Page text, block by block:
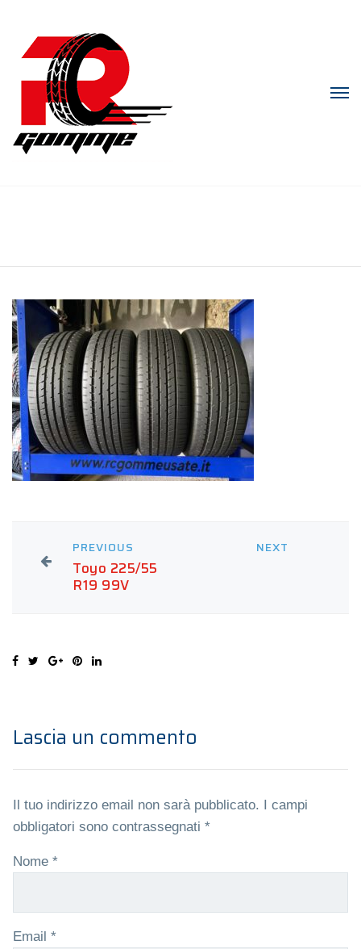
PREVIOUS
Toyo 225/55
R19 99V
NEXT
Lascia un commento
Il tuo indirizzo email non sarà pubblicato.
I campi
obbligatori sono contrassegnati *
Nome *
Email *